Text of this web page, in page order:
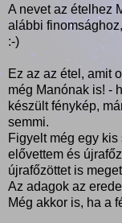
A nevet az ételhez
alábbi
:-)
Ez az az étel, amit
még Manónak is! -
készült fénykép,
semmi.
Figyelt még egy
elővettem és
újrafőzöttet is
Az adagok az
Még akkor is, ha a